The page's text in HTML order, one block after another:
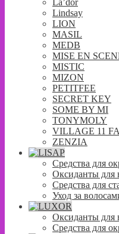
La’dor
Lindsay
LION
MASIL
MEDB
MISE EN
MISTIC
MIZON
PETITFEE
SECRET KEY
SOME BY MI
TONYMOLY
VILLAGE 11
ZENZIA
Средства для
Оксиданты для
Средства для
Уход за
Оксиданты для
Средства для